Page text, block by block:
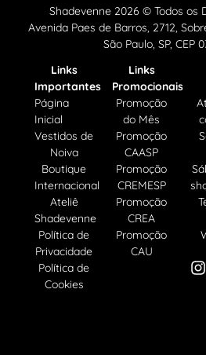
Shadevenne 2026 © Todos os
Avenida Paes de Barros, 2712,
São Paulo, SP, CEP
Links
Importantes
Página
Inicial
Vestidos de
Noiva
Boutique
Internacional
Ateliê
Shadevenne
Política de
Privacidade
Política de
Cookies
Links
Promocionais
Promoção
do Mês
Promoção
CAASP
Promoção
CREMESP
Promoção
CREA
Promoção
CAU